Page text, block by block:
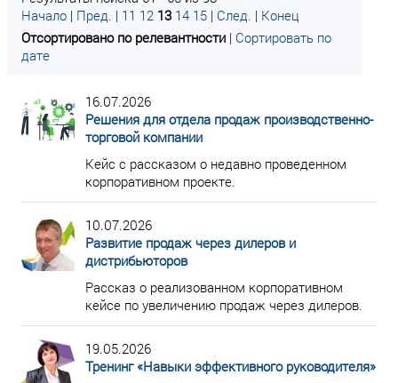
Начало | Пред. | 11 12 13 14 15 | След. | Конец
Отсортировано по релевантности | Сортировать по
дате
16.07.2026
Решения для отдела продаж производственно-
торговой компании
Кейс с рассказом о недавно проведенном
корпоративном проекте.
10.07.2026
Развитие продаж через дилеров и
дистрибьюторов
Рассказ о реализованном корпоративном
кейсе по увеличению продаж через дилеров.
19.05.2026
Тренинг «Навыки эффективного руководителя»